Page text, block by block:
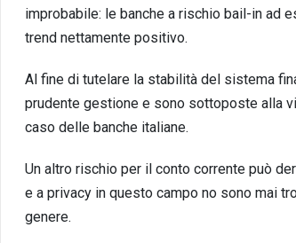
improbabile: le banche a rischio bail-in ad
trend nettamente positivo.
Al fine di tutelare la stabilità del sistema
prudente gestione e sono sottoposte alla
caso delle banche italiane.
Un altro rischio per il conto corrente può
e a privacy in questo campo no sono mai
genere.